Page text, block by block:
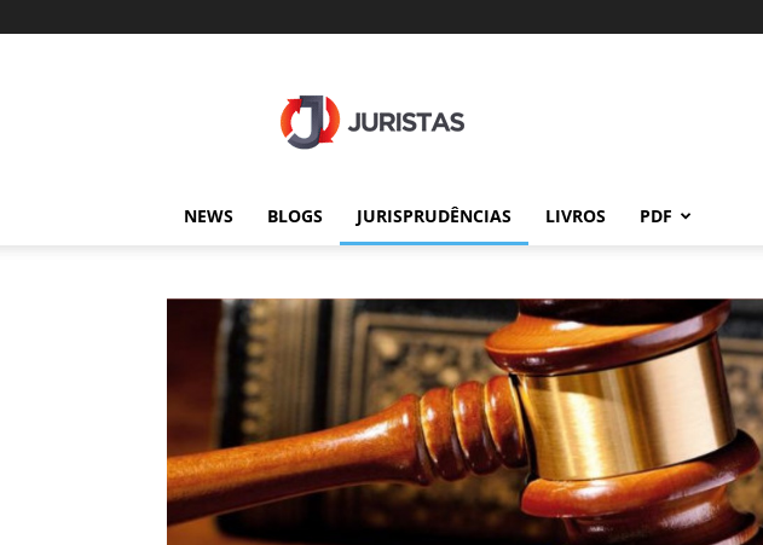
NEWS BLOGS JURISPRUDÊNCIAS LIVROS PDF